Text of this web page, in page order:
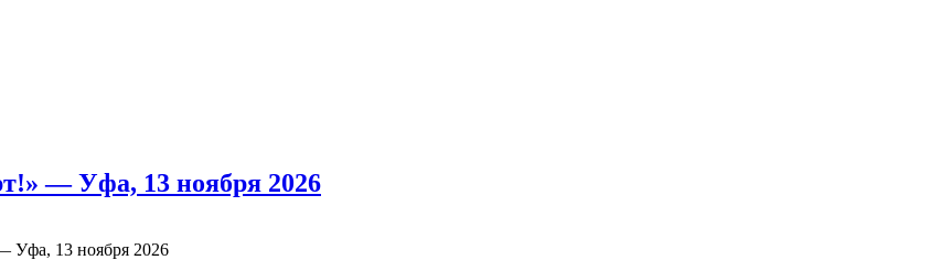
— Уфа, 13 ноября 2026
Уфа, 13 ноября 2026